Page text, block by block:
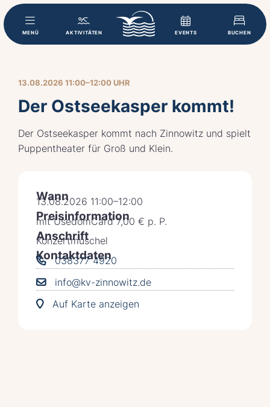
MENÜ AKTIVITÄTEN EVENTS BUCHEN
13.08.2026 11:00–12:00 UHR
Der Ostseekasper kommt!
Der Ostseekasper kommt nach Zinnowitz und spielt
Puppentheater für Groß und Klein.
Wann
13.08.2026 11:00–12:00
Preisinformation
mit UsedomCard 7,00 € p. P.
Anschrift
Konzertmuschel
Kontaktdaten
038377 4920
info@kv-zinnowitz.de
Auf Karte anzeigen